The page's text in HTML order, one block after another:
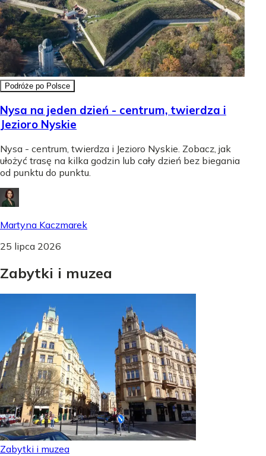
Podróże po Polsce
Nysa na jeden dzień - centrum, twierdza i
Jezioro Nyskie
Nysa - centrum, twierdza i Jezioro Nyskie. Zobacz, jak
ułożyć trasę na kilka godzin lub cały dzień bez biegania
od punktu do punktu.
Martyna Kaczmarek
25 lipca 2026
Zabytki i muzea
Zabytki i muzea